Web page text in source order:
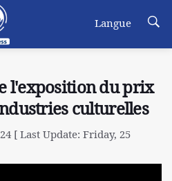
Langue
l'exposition du prix
culturelles
[ Last Update: Friday, 25